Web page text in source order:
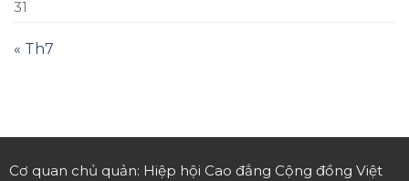
31
« Th7
Cơ quan chủ quản: Hiệp hội Cao đẳng Cộng đồng Việt